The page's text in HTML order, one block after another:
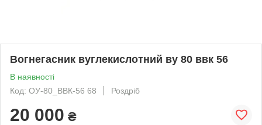
Вогнегасник вуглекислотний ву 80 ввк 56
В наявності
Код: ОУ-80_ВВК-56 68
Роздріб
20 000 ₴